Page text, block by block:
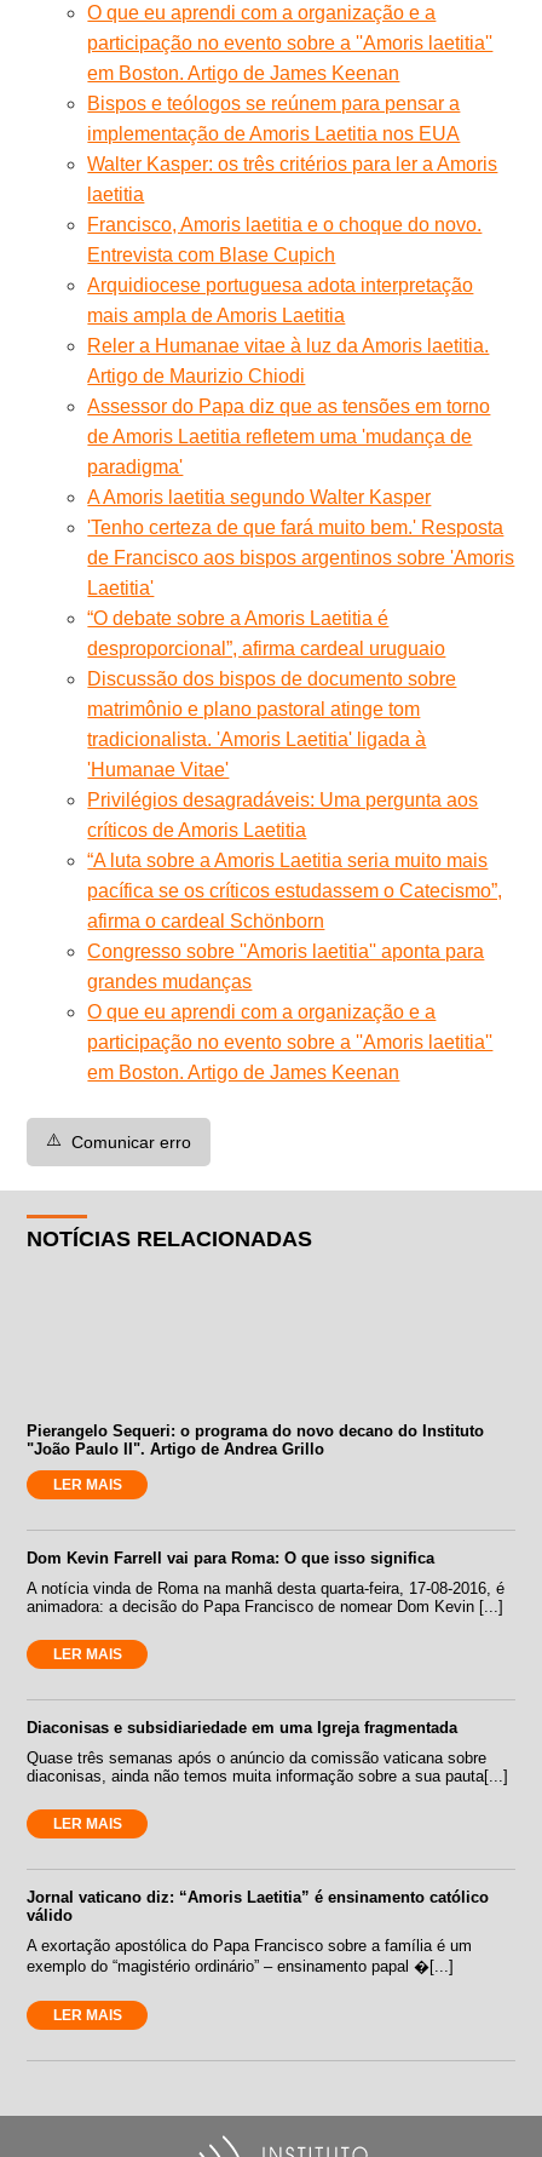
O que eu aprendi com a organização e a
participação no evento sobre a ''Amoris laetitia''
em Boston. Artigo de James Keenan
Bispos e teólogos se reúnem para pensar a
implementação de Amoris Laetitia nos EUA
Walter Kasper: os três critérios para ler a Amoris
laetitia
Francisco, Amoris laetitia e o choque do novo.
Entrevista com Blase Cupich
Arquidiocese portuguesa adota interpretação
mais ampla de Amoris Laetitia
Reler a Humanae vitae à luz da Amoris laetitia.
Artigo de Maurizio Chiodi
Assessor do Papa diz que as tensões em torno
de Amoris Laetitia refletem uma 'mudança de
paradigma'
A Amoris laetitia segundo Walter Kasper
'Tenho certeza de que fará muito bem.' Resposta
de Francisco aos bispos argentinos sobre 'Amoris
Laetitia'
“O debate sobre a Amoris Laetitia é
desproporcional”, afirma cardeal uruguaio
Discussão dos bispos de documento sobre
matrimônio e plano pastoral atinge tom
tradicionalista. 'Amoris Laetitia' ligada à
'Humanae Vitae'
Privilégios desagradáveis: Uma pergunta aos
críticos de Amoris Laetitia
“A luta sobre a Amoris Laetitia seria muito mais
pacífica se os críticos estudassem o Catecismo”,
afirma o cardeal Schönborn
Congresso sobre ''Amoris laetitia'' aponta para
grandes mudanças
O que eu aprendi com a organização e a
participação no evento sobre a ''Amoris laetitia''
em Boston. Artigo de James Keenan
⚠️ Comunicar erro
NOTÍCIAS RELACIONADAS
Pierangelo Sequeri: o programa do novo decano do Instituto
"João Paulo II". Artigo de Andrea Grillo
LER MAIS
Dom Kevin Farrell vai para Roma: O que isso significa
A notícia vinda de Roma na manhã desta quarta-feira, 17-08-2016, é
animadora: a decisão do Papa Francisco de nomear Dom Kevin [...]
LER MAIS
Diaconisas e subsidiariedade em uma Igreja fragmentada
Quase três semanas após o anúncio da comissão vaticana sobre
diaconisas, ainda não temos muita informação sobre a sua pauta[...]
LER MAIS
Jornal vaticano diz: “Amoris Laetitia” é ensinamento católico
válido
A exortação apostólica do Papa Francisco sobre a família é um
exemplo do “magistério ordinário” – ensinamento papal �[...]
LER MAIS